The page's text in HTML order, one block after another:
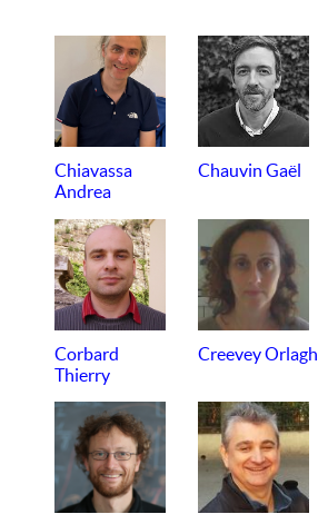
Chiavassa
Andrea
Chauvin Gaël
Corbard
Thierry
Creevey Orlagh